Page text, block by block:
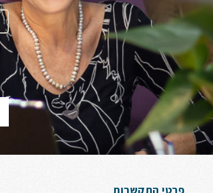
פרטי התקשרות